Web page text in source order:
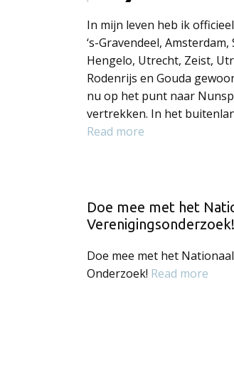
In mijn leven heb ik
‘s-Gravendeel, Amsterdam,
Hengelo, Utrecht, Zeist,
Rodenrijs en Gouda
nu op het punt naar
vertrekken. In het
Read more
Doe mee met het
Verenigingsonderzoek!
Doe mee met het
Onderzoek! Read more